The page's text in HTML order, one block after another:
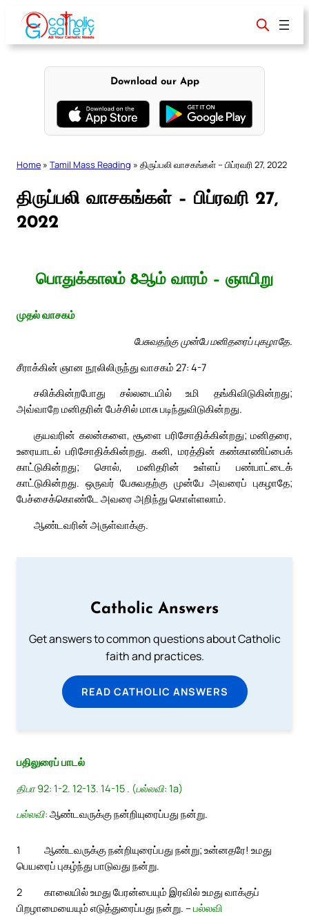
content
Download our App
Home » Tamil Mass Reading » திருப்பலி வாசகங்கள் – பிப்ரவரி 27, 2022
திருப்பலி வாசகங்கள் – பிப்ரவரி 27,
2022
பொதுக்காலம் 8ஆம் வாரம் – ஞாயிறு
முதல் வாசகம்
பேசுவதற்கு முன்பே மனிதரைப் புகழாதே.
சீராக்கின் ஞான நூலிலிருந்து வாசகம் 27: 4-7
சலிக்கின்றபோது சல்லடையில் உமி தங்கிவிடுகின்றது;
அவ்வாறே மனிதரின் பேச்சில் மாசு படிந்துவிடுகின்றது.
குயவரின் கலன்களை, சூளை பரிசோதிக்கின்றது; மனிதரை,
உரையாடல் பரிசோதிக்கின்றது. கனி, மரத்தின் கண்காணிப்பைக்
காட்டுகின்றது; சொல், மனிதரின் உள்ளப் பண்பாட்டைக்
காட்டுகின்றது. ஒருவர் பேசுவதற்கு முன்பே அவரைப் புகழாதே;
பேச்சைக்கொண்டே அவரை அறிந்து கொள்ளலாம்.
ஆண்டவரின் அருள்வாக்கு.
Catholic Answers
Get answers to common questions about Catholic
faith and practices.
READ CATHOLIC ANSWERS
பதிலுரைப் பாடல்
திபா 92: 1-2. 12-13. 14-15 . (பல்லவி: 1a)
பல்லவி: ஆண்டவருக்கு நன்றியுரைப்பது நன்று.
1
ஆண்டவருக்கு நன்றியுரைப்பது நன்று; உன்னதரே! உமது
பெயரைப் புகழ்ந்து பாடுவது நன்று.
2
காலையில் உமது பேரன்பையும் இரவில் உமது வாக்குப்
பிறழாமையையும் எடுத்துரைப்பது நன்று. – பல்லவி